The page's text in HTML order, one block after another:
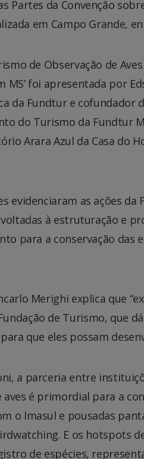
Partes da Convenção
em Campo Grande,
de Observação de
MS’ foi apresentada por
da Fundtur e cofundador
do Turismo da Fundtur
Arara Azul da Casa do
evidenciaram as ações
à estruturação e
para a conservação das
Merighi explica que
de Turismo, que
que eles possam
a parceria entre
é primordial para a
o Imasul e pousadas
E os hotspots
de espécies,